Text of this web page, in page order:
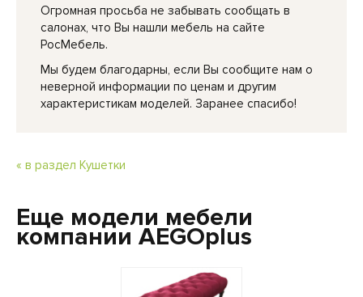
Огромная просьба не забывать сообщать в
салонах, что Вы нашли мебель на сайте
РосМебель.
Мы будем благодарны, если Вы сообщите нам о
неверной информации по ценам и другим
характеристикам моделей. Заранее спасибо!
« в раздел Кушетки
Еще модели мебели
компании AEGOplus